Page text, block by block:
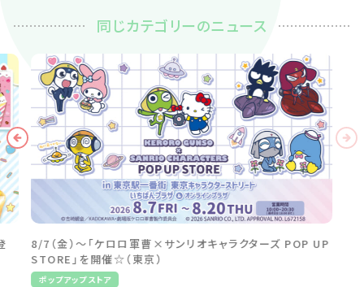
同じカテゴリーのニュース
8/7（金）～「ケロロ軍曹×サンリオキャラクターズ POP UP
STORE」を開催☆（東京）
ポップアップストア